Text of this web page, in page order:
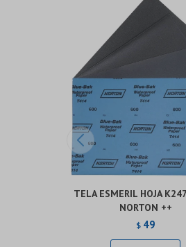
TELA ESMERIL HOJA
NORTON ++
$ 49